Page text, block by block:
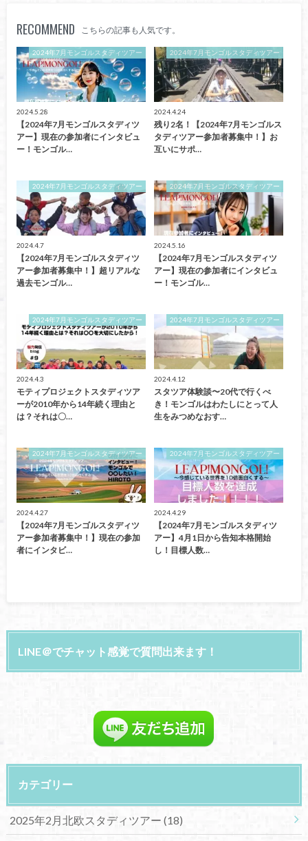
RECOMMEND こちらの記事も人気です。
2024年7月モンゴルスタディツアー
2024.5.28
【2024年7月モンゴルスタディツ
アー】現在の参加者にインタビュ
ー！モンゴル…
2024年7月モンゴルスタディツアー
2024.4.24
残り2名！【2024年7月モンゴルス
タディツアー参加者募集中！】お
互いにサポ…
2024年7月モンゴルスタディツアー
2024.4.7
【2024年7月モンゴルスタディツ
アー参加者募集中！】超リアルな
過去モンゴル…
2024年7月モンゴルスタディツアー
2024.5.16
【2024年7月モンゴルスタディツ
アー】現在の参加者にインタビュ
ー！モンゴル…
2024年7月モンゴルスタディツアー
2024.4.3
モティプロジェクトスタディツア
ーが2010年から14年続く理由と
は？それは〇…
2024年7月モンゴルスタディツアー
2024.4.12
スタツア体験談〜20代で行くべ
き！モンゴルはわたしにとって人
生をみつめなおす…
2024年7月モンゴルスタディツアー
2024.4.27
【2024年7月モンゴルスタディツ
アー参加者募集中！】現在の参加
者にインタビ…
2024年7月モンゴルスタディツアー
2024.4.29
【2024年7月モンゴルスタディツ
アー】4月1日から告知本格開始
し！目標人数…
LINE＠でチャット感覚で質問出来ます！
カテゴリー
2025年2月北欧スタディツアー (18)